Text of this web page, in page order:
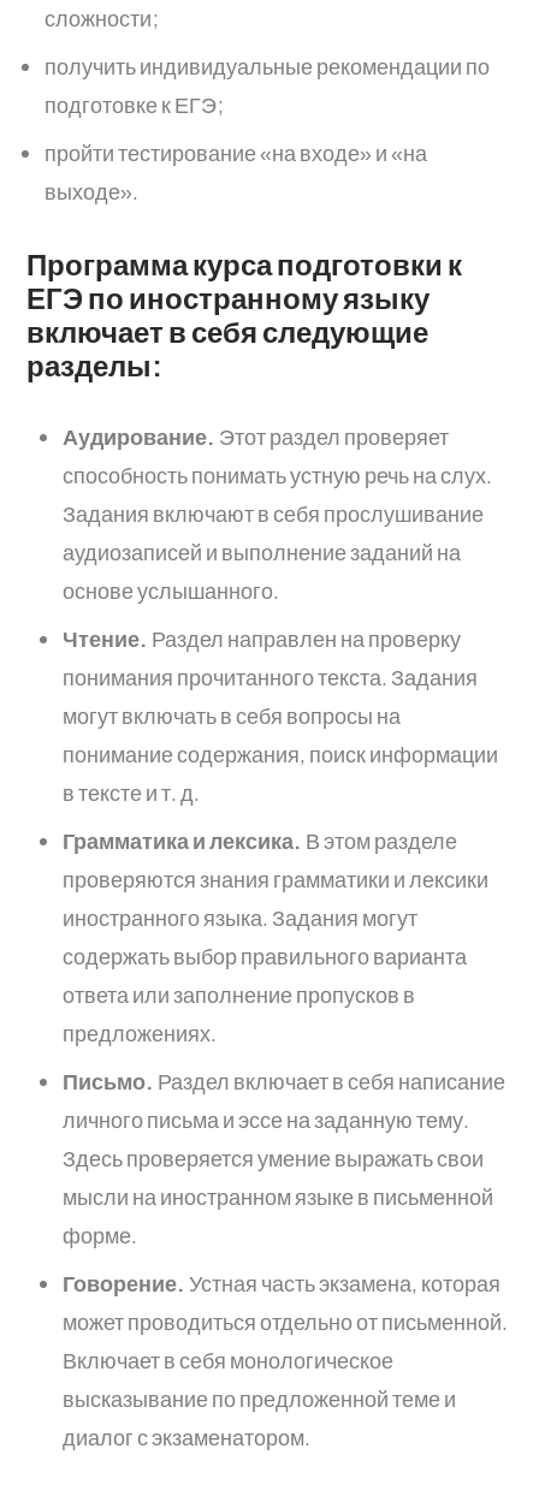
сложности;
получить индивидуальные рекомендации по
подготовке к ЕГЭ;
пройти тестирование «на входе» и «на
выходе».
Программа курса подготовки к
ЕГЭ по иностранному языку
включает в себя следующие
разделы:
Аудирование. Этот раздел проверяет
способность понимать устную речь на слух.
Задания включают в себя прослушивание
аудиозаписей и выполнение заданий на
основе услышанного.
Чтение. Раздел направлен на проверку
понимания прочитанного текста. Задания
могут включать в себя вопросы на
понимание содержания, поиск информации
в тексте и т. д.
Грамматика и лексика. В этом разделе
проверяются знания грамматики и лексики
иностранного языка. Задания могут
содержать выбор правильного варианта
ответа или заполнение пропусков в
предложениях.
Письмо. Раздел включает в себя написание
личного письма и эссе на заданную тему.
Здесь проверяется умение выражать свои
мысли на иностранном языке в письменной
форме.
Говорение. Устная часть экзамена, которая
может проводиться отдельно от письменной.
Включает в себя монологическое
высказывание по предложенной теме и
диалог с экзаменатором.